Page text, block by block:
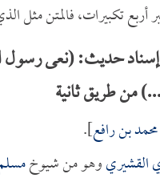
تكبيرات، فالمتن مثل
حديث: (نعى رسول
من طريق ثانية
محمد بن رافع].
القشيريوهو من شيوخ